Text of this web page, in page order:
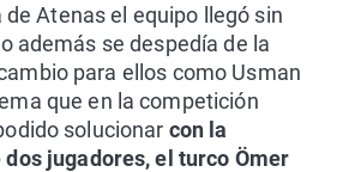
de Atenas el equipo llegó sin
además se despedía de la
para ellos como Usman
que en la competición
solucionar con la
jugadores, el turco Ömer